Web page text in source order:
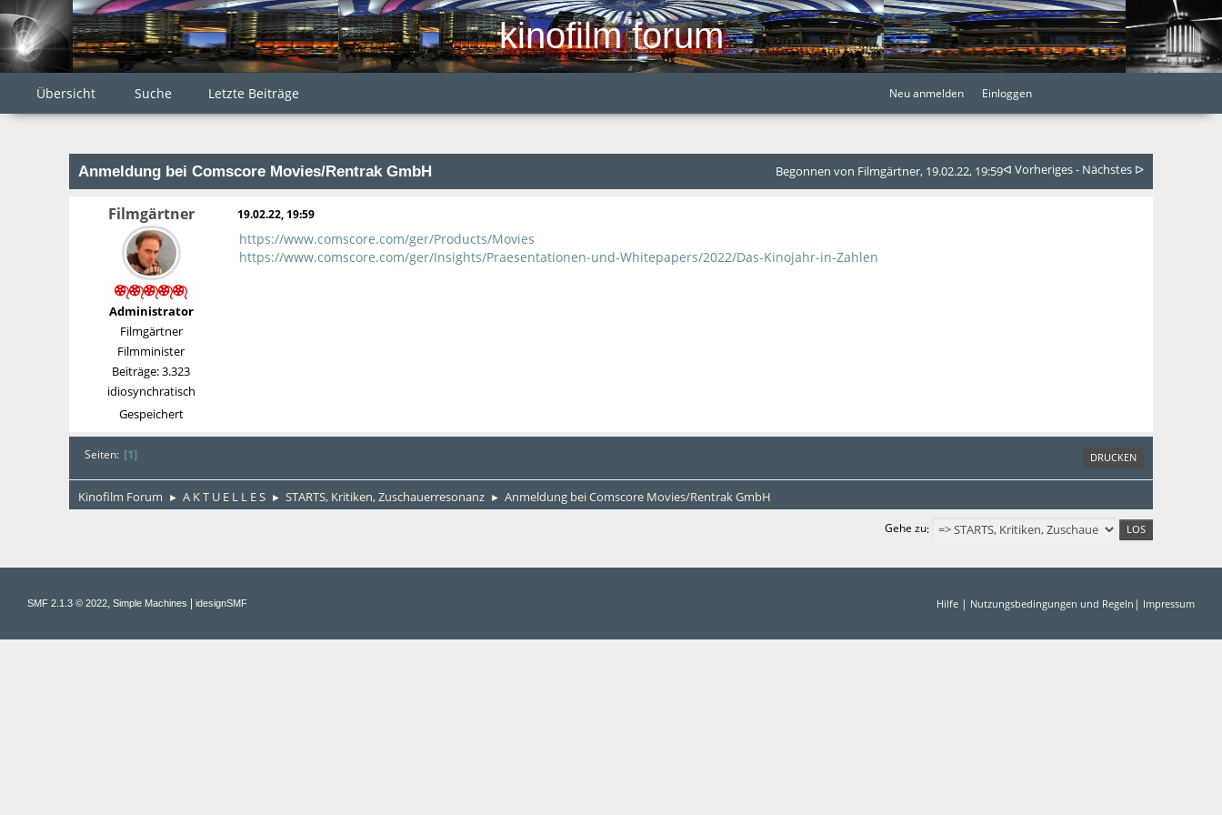
kinofilm forum
Übersicht Suche Letzte Beiträge Neu anmelden Einloggen
Anmeldung bei Comscore Movies/Rentrak GmbH Begonnen von Filmgärtner, 19.02.22, 19:59ᐊ Vorheriges- Nächstes ᐅ
Filmgärtner
Administrator
Filmgärtner
Filmminister
Beiträge: 3.323
idiosynchratisch
Gespeichert
19.02.22, 19:59
https://www.comscore.com/ger/Products/Movies
https://www.comscore.com/ger/Insights/Praesentationen-und-Whitepapers/2022/Das-Kinojahr-in-Zahlen
DRUCKEN
Seiten 1
Kinofilm Forum ► A K T U E L L E S ► STARTS, Kritiken, Zuschauerresonanz ► Anmeldung bei Comscore Movies/Rentrak GmbH
Gehe zu
Hilfe | Nutzungsbedingungen und Regeln | Impressum
SMF 2.1.3 © 2022, Simple Machines idesignSMF